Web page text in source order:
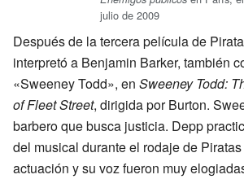
julio de 2009
Después de la tercera película de
interpretó a Benjamin Barker, también
«Sweeney Todd», en Sweeney Todd:
of Fleet Street, dirigida por Burton.
barbero que busca justicia. Depp
del musical durante el rodaje de
actuación y su voz fueron muy